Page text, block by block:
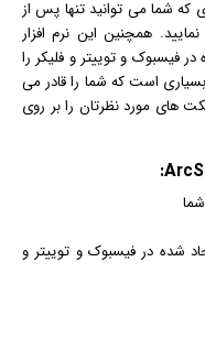
که شما می توانید تنها پس از
همچنین این نرم افزار
فیسبوک و توییتر و فلیکر را
بسیاری است که شما را قادر می
های مورد نظرتان را بر روی
شده در فیسبوک و توییتر و